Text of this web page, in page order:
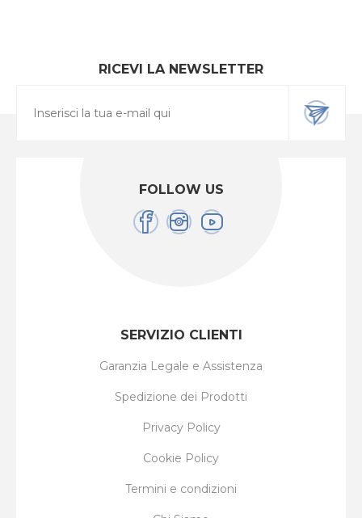
RICEVI LA NEWSLETTER
FOLLOW US
SERVIZIO CLIENTI
Garanzia Legale e Assistenza
Spedizione dei Prodotti
Privacy Policy
Cookie Policy
Termini e condizioni